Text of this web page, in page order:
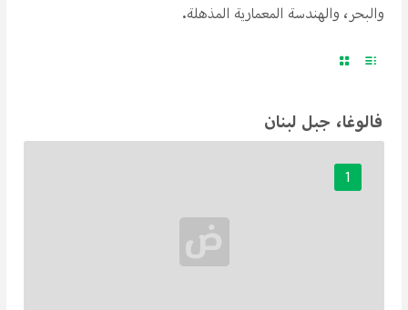
والبحر، والهندسة المعمارية المذهلة.
فالوغا، جبل لبنان
1